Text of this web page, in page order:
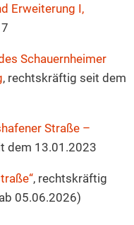
Erweiterung I,
Schauernheimer
, rechtskräftig seit dem
Straße –
dem 13.01.2023
, rechtskräftig
05.06.2026)